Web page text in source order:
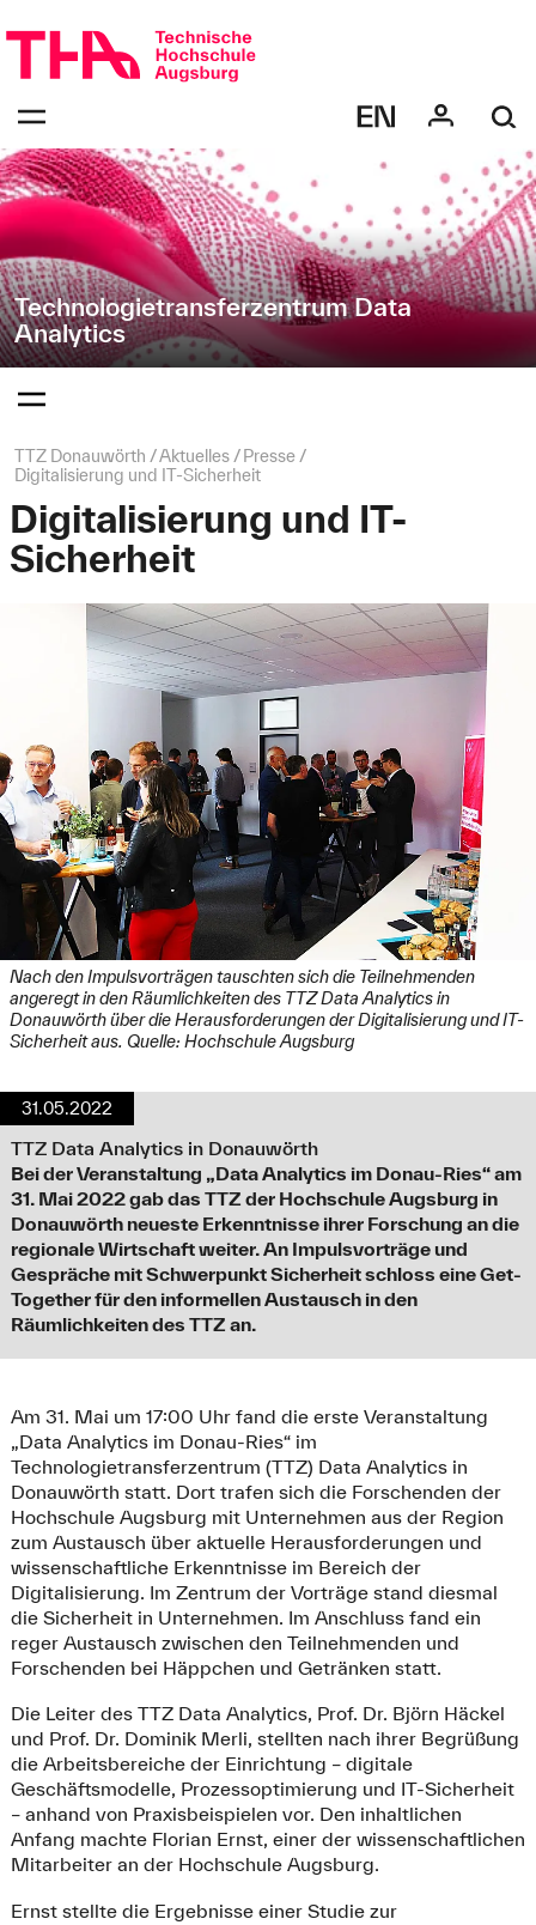
überspringen
zur
Navigation
"Technologietransferzentrum
Data
Analytics
"
Technologietransferzentrum Data
Analytics
bestätigen
Öffnen
des
Menüs
bestätigen
des
Menüs
Seitenpfad:
TTZ Donauwörth Aktuelles
Presse
Digitalisierung und IT-Sicherheit
Digitalisierung und IT-
Sicherheit
Nach den Impulsvorträgen tauschten sich die Teilnehmenden
angeregt in den Räumlichkeiten des TTZ Data Analytics in
Donauwörth über die Herausforderungen der Digitalisierung und IT-
Sicherheit aus. Quelle: Hochschule Augsburg
31.05.2022
TTZ Data Analytics in Donauwörth
Bei der Veranstaltung „Data Analytics im Donau-Ries“ am
31. Mai 2022 gab das TTZ der Hochschule Augsburg in
Donauwörth neueste Erkenntnisse ihrer Forschung an die
regionale Wirtschaft weiter. An Impulsvorträge und
Gespräche mit Schwerpunkt Sicherheit schloss eine Get-
Together für den informellen Austausch in den
Räumlichkeiten des TTZ an.
Am 31. Mai um 17:00 Uhr fand die erste Veranstaltung
„Data Analytics im Donau-Ries“ im
Technologietransferzentrum (TTZ) Data Analytics in
Donauwörth statt. Dort trafen sich die Forschenden der
Hochschule Augsburg mit Unternehmen aus der Region
zum Austausch über aktuelle Herausforderungen und
wissenschaftliche Erkenntnisse im Bereich der
Digitalisierung. Im Zentrum der Vorträge stand diesmal
die Sicherheit in Unternehmen. Im Anschluss fand ein
reger Austausch zwischen den Teilnehmenden und
Forschenden bei Häppchen und Getränken statt.
Die Leiter des TTZ Data Analytics, Prof. Dr. Björn Häckel
und Prof. Dr. Dominik Merli, stellten nach ihrer Begrüßung
die Arbeitsbereiche der Einrichtung – digitale
Geschäftsmodelle, Prozessoptimierung und IT-Sicherheit
– anhand von Praxisbeispielen vor. Den inhaltlichen
Anfang machte Florian Ernst, einer der wissenschaftlichen
Mitarbeiter an der Hochschule Augsburg.
Ernst stellte die Ergebnisse einer Studie zur